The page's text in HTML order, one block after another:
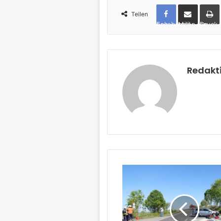
Teilen
Facebook per Mail teilen Drucken